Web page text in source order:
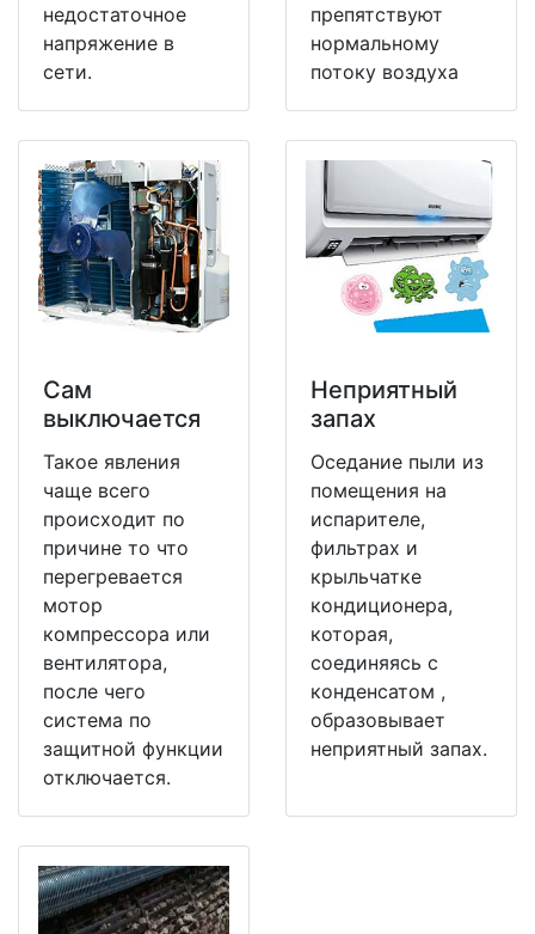
недостаточное
напряжение в
сети.
препятствуют
нормальному
потоку воздуха
Сам
выключается
Такое явления
чаще всего
происходит по
причине то что
перегревается
мотор
компрессора или
вентилятора,
после чего
система по
защитной функции
отключается.
Неприятный
запах
Оседание пыли из
помещения на
испарителе,
фильтрах и
крыльчатке
кондиционера,
которая,
соединяясь с
конденсатом ,
образовывает
неприятный запах.